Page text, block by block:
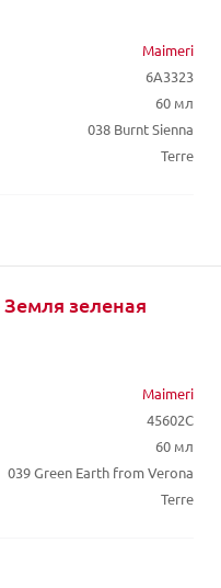
Maimeri
6A3323
60 мл
038 Burnt Sienna
Terre
зеленая
Maimeri
45602C
60 мл
039 Green Earth from Verona
Terre